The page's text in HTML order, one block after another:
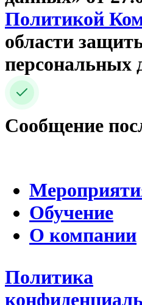
Политикой
области
персональных
Сообщение
Обучение
О компании
Политика